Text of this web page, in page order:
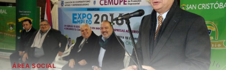
ÁREA SOCIAL